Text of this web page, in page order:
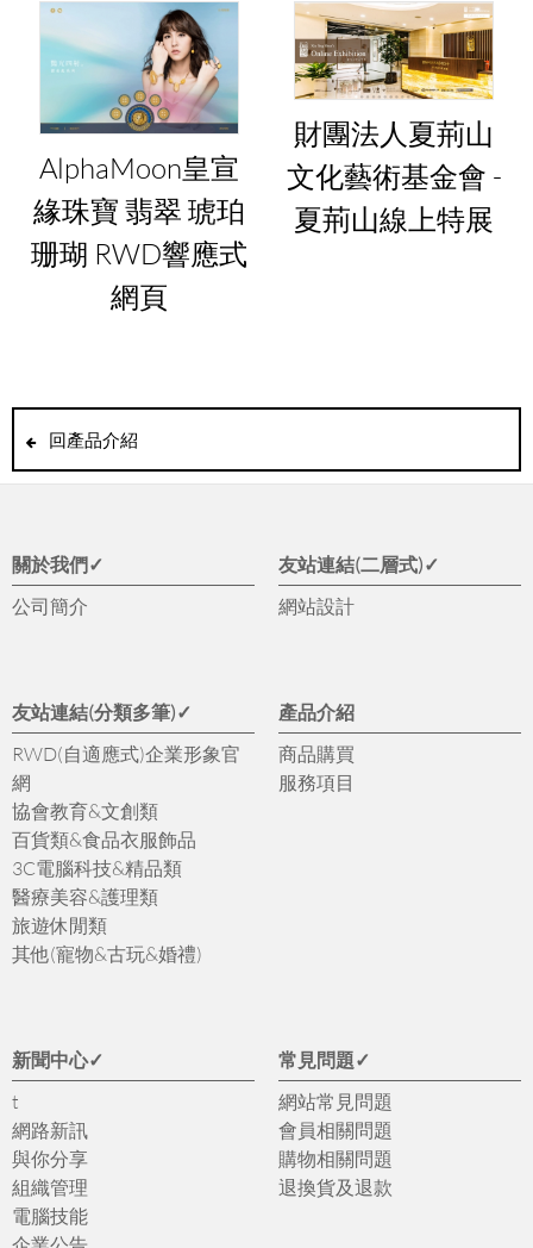
AlphaMoon皇宣
緣珠寶 翡翠 琥珀
珊瑚 RWD響應式
網頁
財團法人夏荊山
文化藝術基金會 -
夏荊山線上特展
回產品介紹
關於我們✓
公司簡介
友站連結(二層式)✓
網站設計
友站連結(分類多筆)✓
RWD(自適應式)企業形象官
網
協會教育&文創類
百貨類&食品衣服飾品
3C電腦科技&精品類
醫療美容&護理類
旅遊休閒類
其他(寵物&古玩&婚禮)
產品介紹
商品購買
服務項目
新聞中心✓
t
網路新訊
與你分享
組織管理
電腦技能
常見問題✓
網站常見問題
會員相關問題
購物相關問題
退換貨及退款